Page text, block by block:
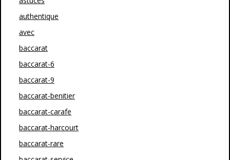
authentique
avec
baccarat
baccarat-6
baccarat-9
baccarat-benitier
baccarat-carafe
baccarat-harcourt
baccarat-rare